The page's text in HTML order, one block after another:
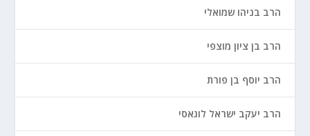
הרב בניהו שמואלי
הרב בן ציון מוצפי
הרב יוסף בן פורת
הרב יעקב ישראל לוגאסי